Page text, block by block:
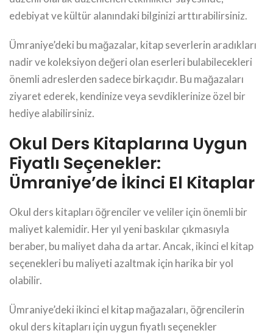
edebiyat ve kültür alanındaki bilginizi arttırabilirsiniz.
Ümraniye’deki bu mağazalar, kitap severlerin aradıkları
nadir ve koleksiyon değeri olan eserleri bulabilecekleri
önemli adreslerden sadece birkaçıdır. Bu mağazaları
ziyaret ederek, kendinize veya sevdiklerinize özel bir
hediye alabilirsiniz.
Okul Ders Kitaplarına Uygun
Fiyatlı Seçenekler:
Ümraniye’de İkinci El Kitaplar
Okul ders kitapları öğrenciler ve veliler için önemli bir
maliyet kalemidir. Her yıl yeni baskılar çıkmasıyla
beraber, bu maliyet daha da artar. Ancak, ikinci el kitap
seçenekleri bu maliyeti azaltmak için harika bir yol
olabilir.
Ümraniye’deki ikinci el kitap mağazaları, öğrencilerin
okul ders kitapları için uygun fiyatlı seçenekler